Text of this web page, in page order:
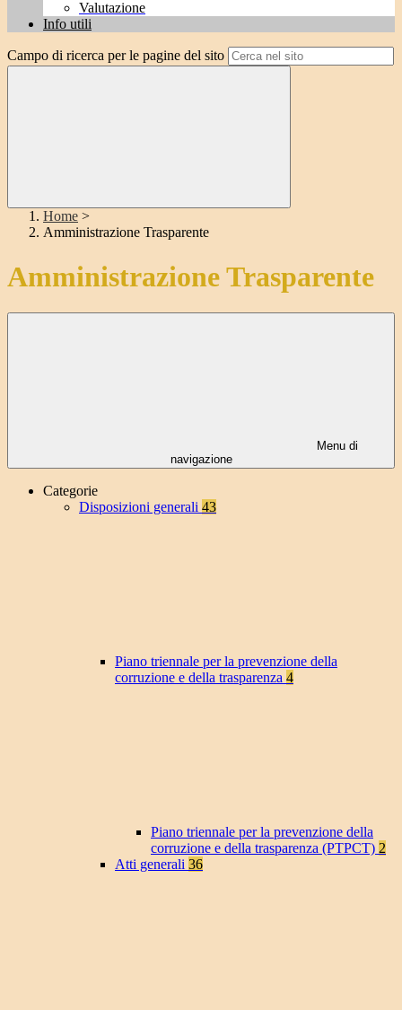
Valutazione
Info utili
Campo di ricerca per le pagine del sito
Home >
Amministrazione Trasparente
Amministrazione Trasparente
Menu di
navigazione
Categorie
Disposizioni generali 43
Piano triennale per la prevenzione della
corruzione e della trasparenza 4
Piano triennale per la prevenzione della
corruzione e della trasparenza (PTPCT) 2
Atti generali 36